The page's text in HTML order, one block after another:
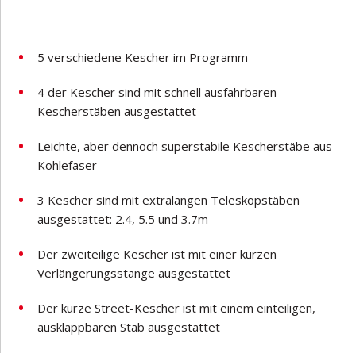
5 verschiedene Kescher im Programm
4 der Kescher sind mit schnell ausfahrbaren
Kescherstäben ausgestattet
Leichte, aber dennoch superstabile Kescherstäbe aus
Kohlefaser
3 Kescher sind mit extralangen Teleskopstäben
ausgestattet: 2.4, 5.5 und 3.7m
Der zweiteilige Kescher ist mit einer kurzen
Verlängerungsstange ausgestattet
Der kurze Street-Kescher ist mit einem einteiligen,
ausklappbaren Stab ausgestattet